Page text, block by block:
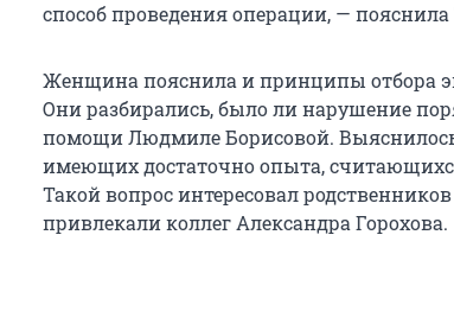
способ проведения операции, — пояснила
Женщина пояснила и принципы отбора
Они разбирались, было ли нарушение
помощи Людмиле Борисовой.
имеющих достаточно опыта,
Такой вопрос интересовал
привлекали коллег Александра Горохова.